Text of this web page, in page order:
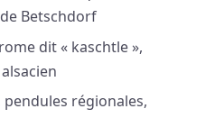
Betschdorf
dit « kaschtle »,
régionales,